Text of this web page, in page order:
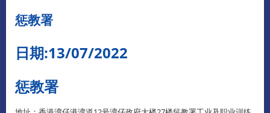
惩教署
日期:13/07/2022
惩教署